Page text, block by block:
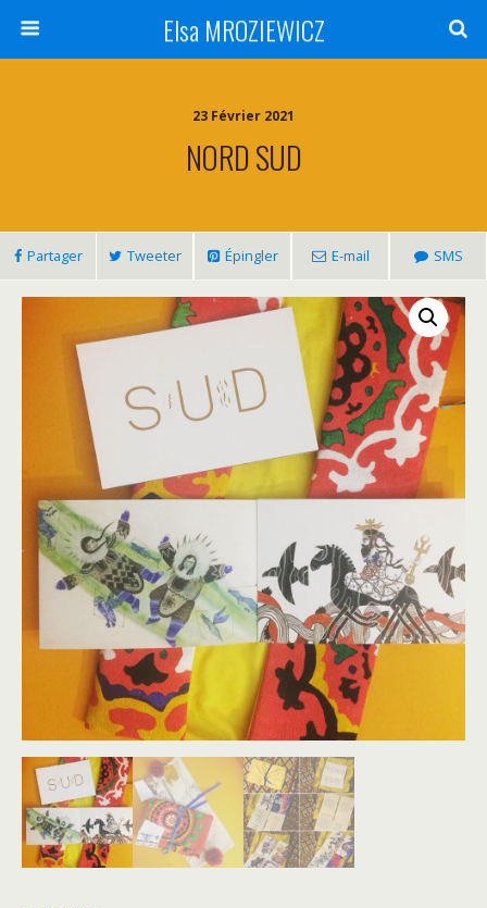
Elsa MROZIEWICZ
23 Février 2021
NORD SUD
Partager Tweeter Épingler E-mail SMS